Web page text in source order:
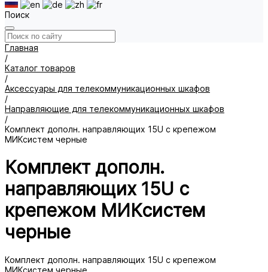
Поиск
Главная
/
Каталог товаров
/
Аксессуары для телекоммуникационных шкафов
/
Направляющие для телекоммуникационных шкафов
/
Комплект дополн. направляющих 15U с крепежом
МИКсистем черные
Комплект дополн.
направляющих 15U с
крепежом МИКсистем
черные
Комплект дополн. направляющих 15U с крепежом